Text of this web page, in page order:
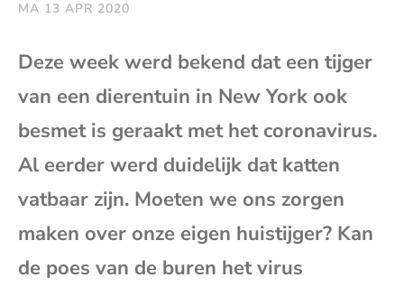
MA 13 APR 2020
Deze week werd bekend dat een tijger
van een dierentuin in New York ook
besmet is geraakt met het coronavirus.
Al eerder werd duidelijk dat katten
vatbaar zijn. Moeten we ons zorgen
maken over onze eigen huistijger? Kan
de poes van de buren het virus